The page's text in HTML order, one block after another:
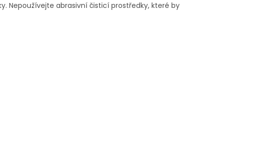
Nepoužívejte abrasivní čisticí prostředky, které by